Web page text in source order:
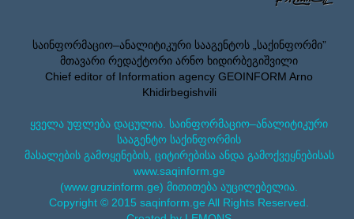
საინფორმაციო–ანალიტიკური სააგენტოს „საქინფორმი”
მთავარი რედაქტორი არნო ხიდირბეგიშვილი
Chief editor of Information agency GEOINFORM Arno
Khidirbegishvili
ყველა უფლება დაცულია. საინფორმაციო–ანალიტიკური
სააგენტო საქინფორმის
მასალების გამოყენების, ციტირებისა ანდა გამოქვეყნებისას
www.saqinform.ge
(www.gruzinform.ge) მითითება აუცილებელია.
Copyright © 2015 saqinform.ge All Rights Reserved.